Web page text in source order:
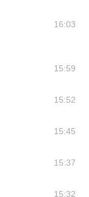
16:03
15:59
15:52
15:45
15:37
15:32